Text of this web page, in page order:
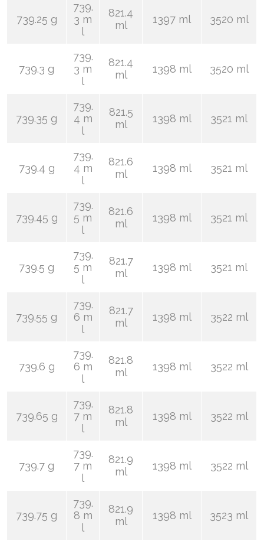
739.25 g
739.
3 m
l
821.4
ml
1397 ml 3520 ml
739.3 g
739.
3 m
l
821.4
ml
1398 ml 3520 ml
739.35 g
739.
4 m
l
821.5
ml
1398 ml 3521 ml
739.4 g
739.
4 m
l
821.6
ml
1398 ml 3521 ml
739.45 g
739.
5 m
l
821.6
ml
1398 ml 3521 ml
739.5 g
739.
5 m
l
821.7
ml
1398 ml 3521 ml
739.55 g
739.
6 m
l
821.7
ml
1398 ml 3522 ml
739.6 g
739.
6 m
l
821.8
ml
1398 ml 3522 ml
739.65 g
739.
7 m
l
821.8
ml
1398 ml 3522 ml
739.7 g
739.
7 m
l
821.9
ml
1398 ml 3522 ml
739.75 g
739.
8 m
l
821.9
ml
1398 ml 3523 ml